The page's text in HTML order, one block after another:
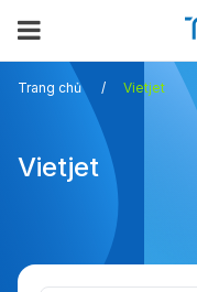
Trang chủ Vietjet
Vietjet